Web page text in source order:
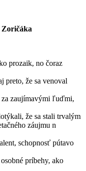
Zoričáka
prozaik, no čoraz
preto, že sa venoval
za zaujímavými ľuďmi,
že sa stali trvalým
záujmu n
schopnosť pútavo
príbehy, ako